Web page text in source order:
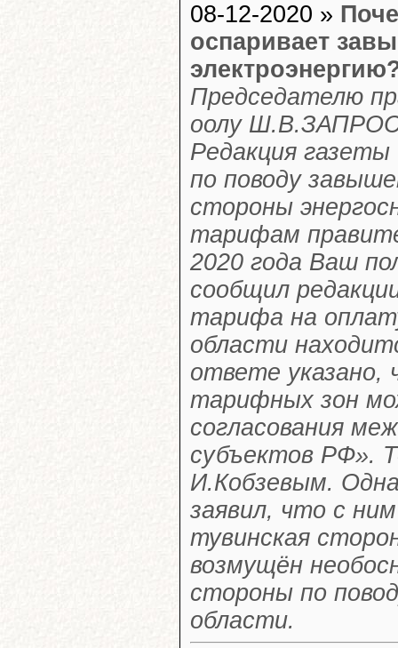
08-12-2020 »
оспаривает
Председателю
оолу Ш.В.ЗАПРОС
Редакция
по поводу
стороны
тарифам
2020 года Ваш
сообщил
тарифа на
области
ответе указано,
тарифных зон
согласования
субъектов РФ».
И.Кобзевым.
заявил, что с
тувинская
возмущён
стороны по
области.